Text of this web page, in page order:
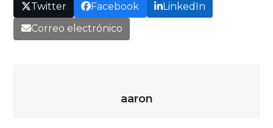
Twitter Facebook
LinkedIn
Correo electrónico
aaron